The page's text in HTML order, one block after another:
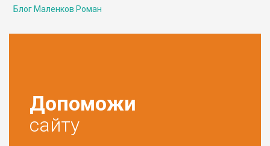
Блог Маленков Роман
Допоможи
сайту